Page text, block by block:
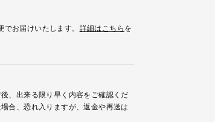
お届けいたします。 詳細はこちらを
、出来る限り早く内容をご確認くだ
合、恐れ入りますが、返金や再送は